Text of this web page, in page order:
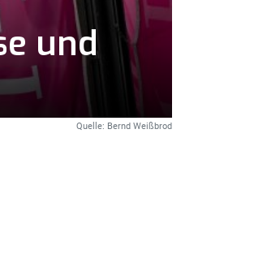
und
Quelle: Bernd Weißbrod